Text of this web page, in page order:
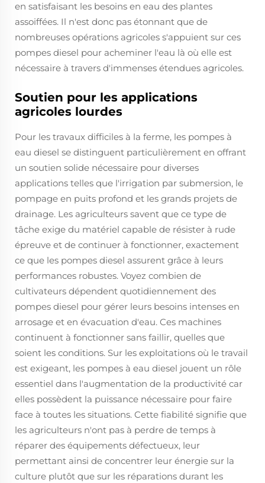
en satisfaisant les besoins en eau des plantes
assoiffées. Il n'est donc pas étonnant que de
nombreuses opérations agricoles s'appuient sur ces
pompes diesel pour acheminer l'eau là où elle est
nécessaire à travers d'immenses étendues agricoles.
Soutien pour les applications
agricoles lourdes
Pour les travaux difficiles à la ferme, les pompes à
eau diesel se distinguent particulièrement en offrant
un soutien solide nécessaire pour diverses
applications telles que l'irrigation par submersion, le
pompage en puits profond et les grands projets de
drainage. Les agriculteurs savent que ce type de
tâche exige du matériel capable de résister à rude
épreuve et de continuer à fonctionner, exactement
ce que les pompes diesel assurent grâce à leurs
performances robustes. Voyez combien de
cultivateurs dépendent quotidiennement des
pompes diesel pour gérer leurs besoins intenses en
arrosage et en évacuation d'eau. Ces machines
continuent à fonctionner sans faillir, quelles que
soient les conditions. Sur les exploitations où le travail
est exigeant, les pompes à eau diesel jouent un rôle
essentiel dans l'augmentation de la productivité car
elles possèdent la puissance nécessaire pour faire
face à toutes les situations. Cette fiabilité signifie que
les agriculteurs n'ont pas à perdre de temps à
réparer des équipements défectueux, leur
permettant ainsi de concentrer leur énergie sur la
culture plutôt que sur les réparations durant les